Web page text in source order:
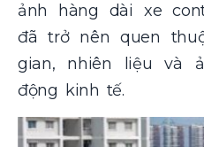
ảnh hàng dài xe
đã trở nên quen
gian, nhiên liệu và
động kinh tế.